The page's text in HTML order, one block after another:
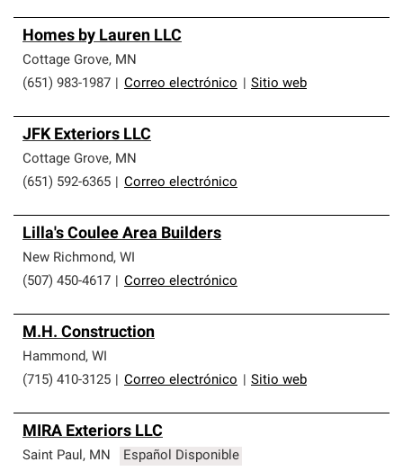
Homes by Lauren LLC
Cottage Grove, MN
(651) 983-1987
Correo electrónico Sitio web
JFK Exteriors LLC
Cottage Grove, MN
(651) 592-6365
Correo electrónico
Lilla's Coulee Area Builders
New Richmond, WI
(507) 450-4617
Correo electrónico
M.H. Construction
Hammond, WI
(715) 410-3125
Correo electrónico Sitio web
MIRA Exteriors LLC
Saint Paul, MN Español Disponible